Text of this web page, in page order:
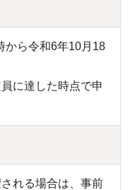
から令和6年10月18
に達した時点で申
れる場合は、事前